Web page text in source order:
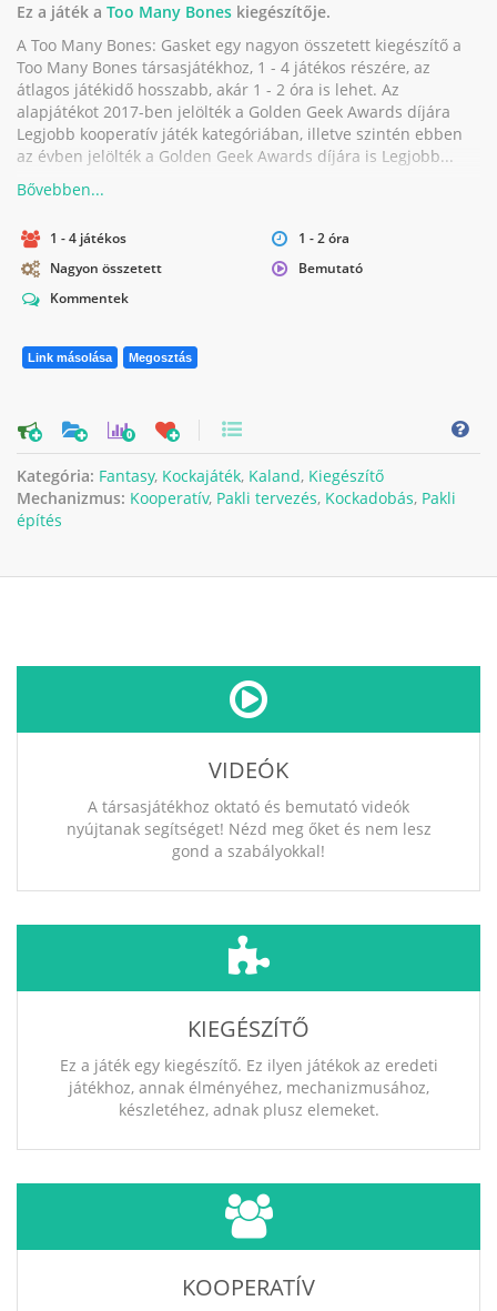
Ez a játék a Too Many Bones kiegészítője.
A Too Many Bones: Gasket egy nagyon összetett kiegészítő a
Too Many Bones társasjátékhoz, 1 - 4 játékos részére, az
átlagos játékidő hosszabb, akár 1 - 2 óra is lehet. Az
alapjátékot 2017-ben jelölték a Golden Geek Awards díjára
Legjobb kooperatív játék kategóriában, illetve szintén ebben
az évben jelölték a Golden Geek Awards díjára is Legjobb...
1 - 4 játékos
1 - 2 óra
Nagyon összetett
Bemutató
Kommentek
Link másolása Megosztás
0
Kategória: Fantasy, Kockajáték, Kaland, Kiegészítő
Mechanizmus: Kooperatív, Pakli tervezés, Kockadobás, Pakli
építés
VIDEÓK
A társasjátékhoz oktató és bemutató videók
nyújtanak segítséget! Nézd meg őket és nem lesz
gond a szabályokkal!
KIEGÉSZÍTŐ
Ez a játék egy kiegészítő. Ez ilyen játékok az eredeti
játékhoz, annak élményéhez, mechanizmusához,
készletéhez, adnak plusz elemeket.
KOOPERATÍV